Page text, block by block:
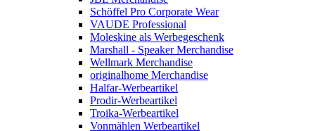
Schöffel Pro Corporate Wear
VAUDE Professional
Moleskine als Werbegeschenk
Marshall - Speaker Merchandise
Wellmark Merchandise
originalhome Merchandise
Halfar-Werbeartikel
Prodir-Werbeartikel
Troika-Werbeartikel
Vonmählen Werbeartikel